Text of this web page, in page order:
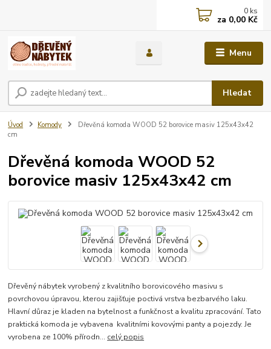
Menu
Hledat
0 ks
za 0,00 Kč
Úvod Komody
Dřevěná komoda WOOD 52 borovice masiv 125x43x42
cm
Dřevěná komoda WOOD 52
borovice masiv 125x43x42 cm
Dřevěný nábytek vyrobený z kvalitního borovicového masivu s
povrchovou úpravou, kterou zajišťuje poctivá vrstva bezbarvého laku.
Hlavní důraz je kladen na bytelnost a funkčnost a kvalitu zpracování. Tato
praktická komoda je vybavena kvalitními kovovými panty a pojezdy. Je
vyrobena ze 100% přírodn... celý popis